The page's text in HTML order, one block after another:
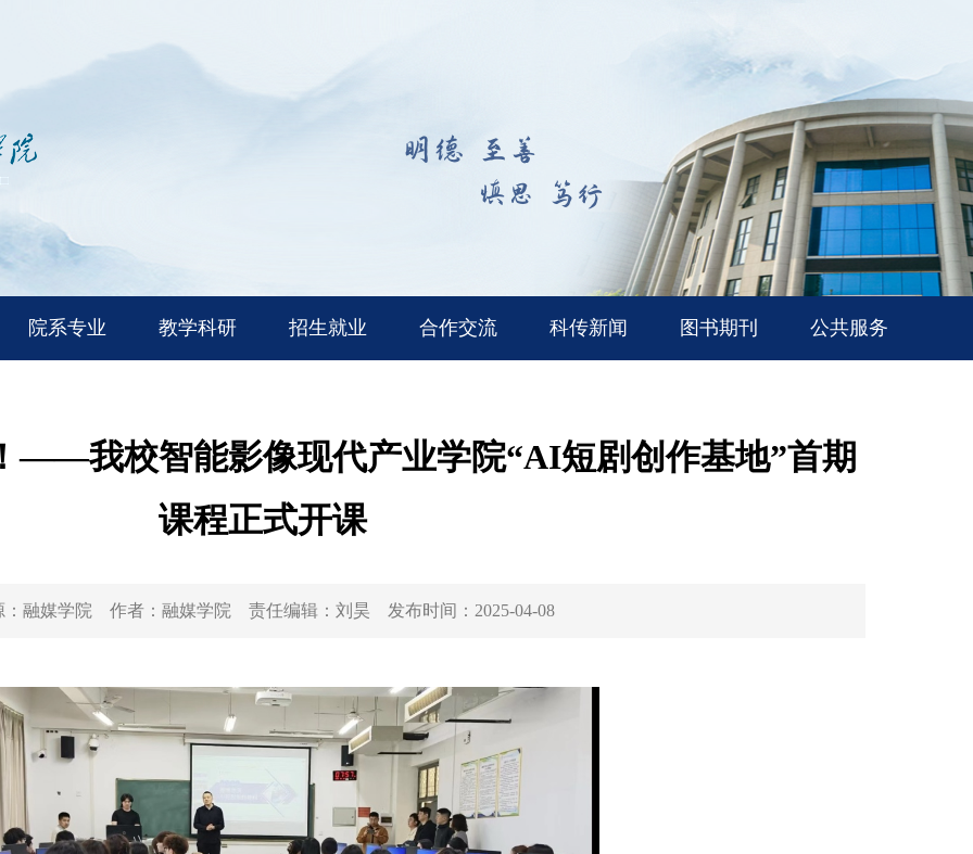
院系专业 教学科研 招生就业 合作交流 科传新闻 图书期刊 公共服务
——我校智能影像现代产业学院“AI短剧创作基地”首期
课程正式开课
融媒学院 作者： 融媒学院 责任编辑： 刘昊 发布时间： 2025-04-08